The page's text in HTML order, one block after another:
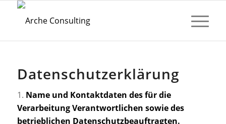
Datenschutzerklärung
1. Name und Kontaktdaten des für die
Verarbeitung Verantwortlichen sowie des
betrieblichen Datenschutzbeauftragten.